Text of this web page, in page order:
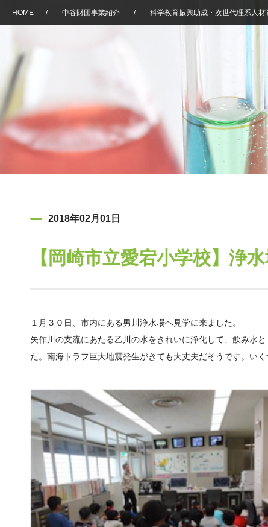
HOME / 中谷財団事業紹介 / 科学教育振興助成・次世代理系人
2018年02月01日
【岡崎市立愛宕小学校】浄
１月３０日、市内にある男川浄水場へ見学に来ました。
矢作川の支流にあたる乙川の水をきれいに浄化して、飲み水
た。南海トラフ巨大地震発生がきても大丈夫だそうです。い